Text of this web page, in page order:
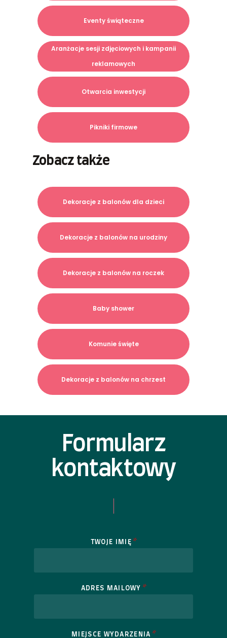
Eventy świąteczne
Aranżacje sesji zdjęciowych i kampanii
reklamowych
Otwarcia inwestycji
Pikniki firmowe
Zobacz także
Dekoracje z balonów dla dzieci
Dekoracje z balonów na urodziny
Dekoracje z balonów na roczek
Baby shower
Komunie święte
Dekoracje z balonów na chrzest
Formularz
kontaktowy
TWOJE IMIĘ *
ADRES MAILOWY *
MIEJSCE WYDARZENIA *